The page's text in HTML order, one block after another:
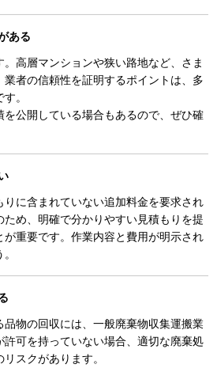
ある
高層マンションや狭い路地など、さま
者の信頼性を証明するポイントは、多
。
公開している場合もあるので、ぜひ確
りに含まれていない追加料金を要求され
め、明確で分かりやすい見積もりを提
重要です。作業内容と費用が明示され
物の回収には、一般廃棄物収集運搬業
可を持っていない場合、適切な廃棄処
スクがあります。